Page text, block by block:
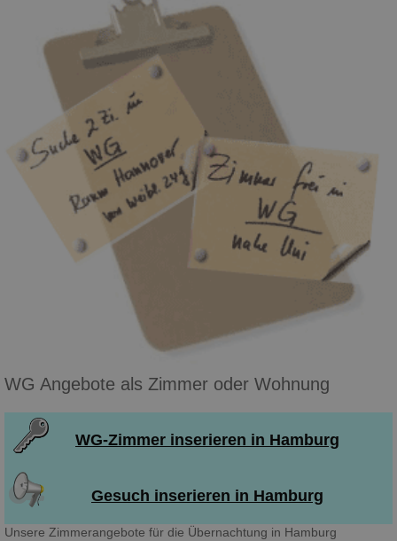
WG Angebote als Zimmer oder Wohnung
WG-Zimmer inserieren in Hamburg
Gesuch inserieren in Hamburg
Unsere Zimmerangebote für die Übernachtung in Hamburg